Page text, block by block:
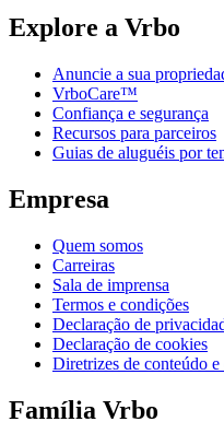
Explore a Vrbo
Anuncie a sua
VrboCare™
Confiança e segurança
Recursos para parceiros
Guias de aluguéis por
Empresa
Quem somos
Carreiras
Sala de imprensa
Termos e condições
Declaração de
Declaração de cookies
Diretrizes de conteúdo
Família Vrbo